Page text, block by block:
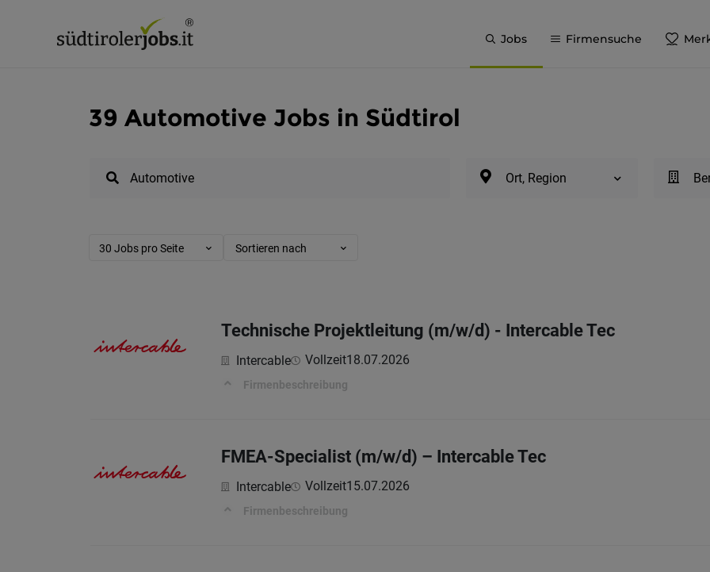
Jobs Firmensuche
39 Automotive Jobs in Südtirol
Ort, Region
30 Jobs pro Seite Sortieren nach
Technische Projektleitung (m/w/d) - Intercable Tec
Intercable Vollzeit18.07.2026
Firmenbeschreibung
FMEA-Specialist (m/w/d) – Intercable Tec
Intercable Vollzeit15.07.2026
Firmenbeschreibung